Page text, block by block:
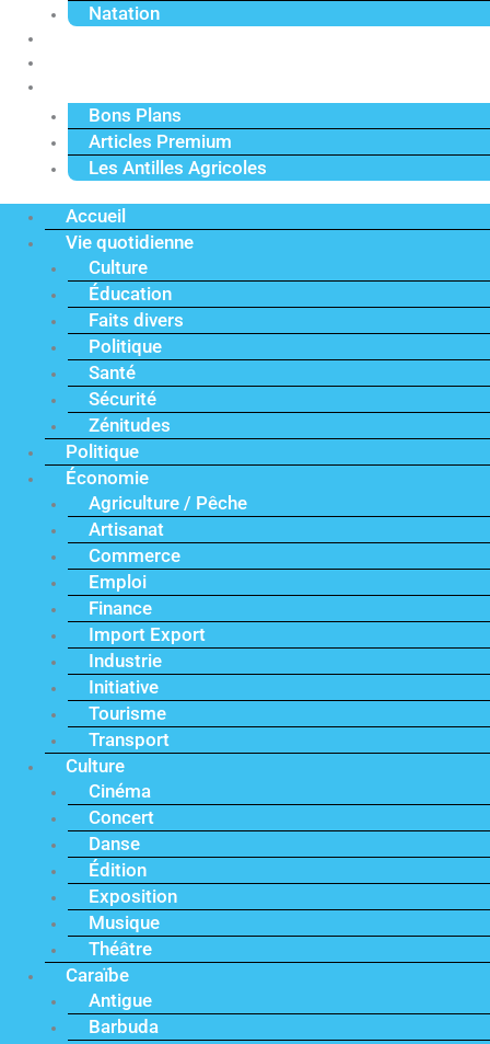
Natation
Bons Plans
Articles Premium
Les Antilles Agricoles
Accueil
Vie quotidienne
Culture
Éducation
Faits divers
Politique
Santé
Sécurité
Zénitudes
Politique
Économie
Agriculture / Pêche
Artisanat
Commerce
Emploi
Finance
Import Export
Industrie
Initiative
Tourisme
Transport
Culture
Cinéma
Concert
Danse
Édition
Exposition
Musique
Théâtre
Caraïbe
Antigue
Barbuda